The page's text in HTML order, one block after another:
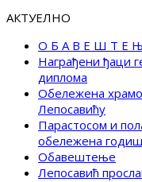
АКТУЕЛНО
О Б А В Е Ш Т Е
Награђени ђаци
диплома
Обележена
Лепосавићу
Парастосом и
обележена
Обавештење
Лепосавић